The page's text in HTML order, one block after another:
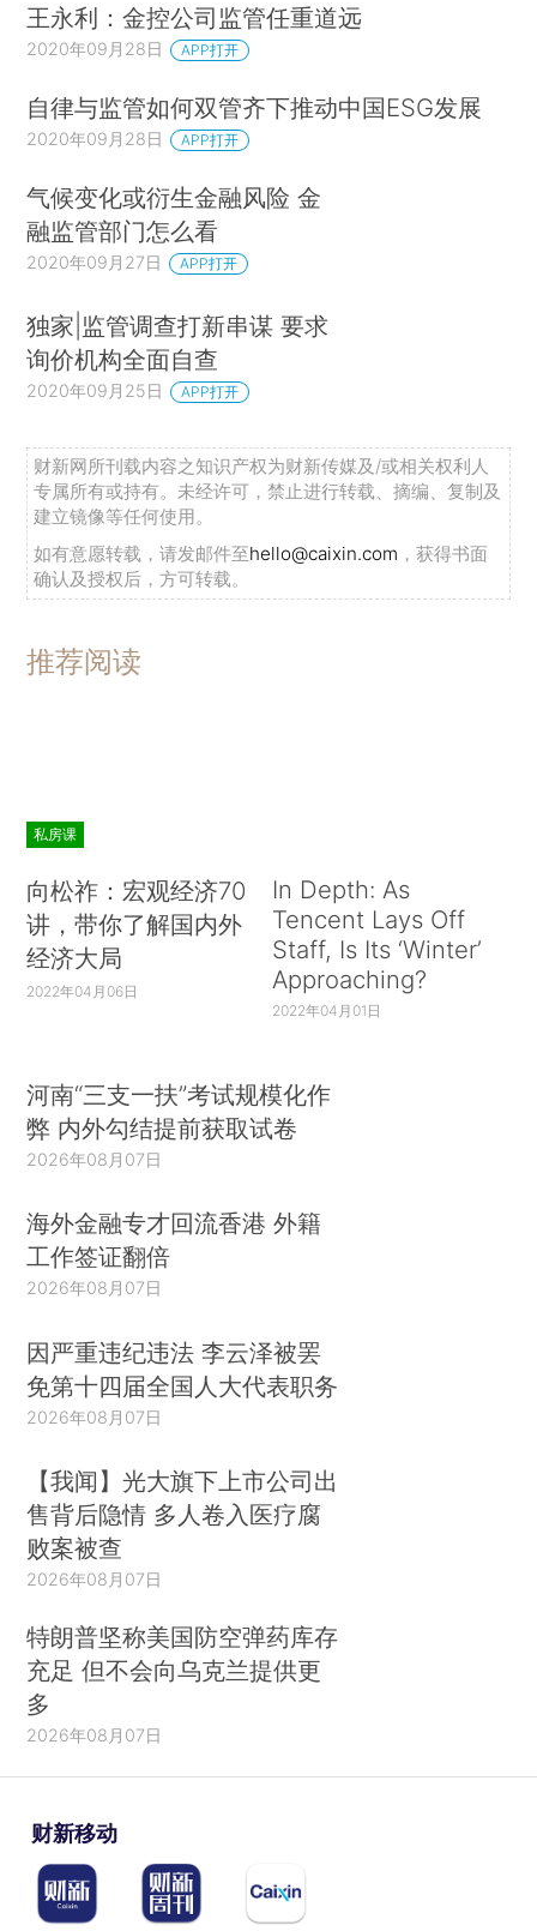
王永利：金控公司监管任重道远
2020年09月28日 APP打开
自律与监管如何双管齐下推动中国ESG发展
2020年09月28日 APP打开
气候变化或衍生金融风险 金
融监管部门怎么看
2020年09月27日 APP打开
独家|监管调查打新串谋 要求
询价机构全面自查
2020年09月25日 APP打开
财新网所刊载内容之知识产权为财新传媒及/或相关权利人
专属所有或持有。未经许可，禁止进行转载、摘编、复制及
建立镜像等任何使用。
如有意愿转载，请发邮件至hello@caixin.com ，获得书面
确认及授权后，方可转载。
推荐阅读
私房课
向松祚：宏观经济70
讲，带你了解国内外
经济大局
2022年04月06日
In Depth: As
Tencent Lays Off
Staff, Is Its ‘Winter’
Approaching?
2022年04月01日
河南“三支一扶”考试规模化作
弊 内外勾结提前获取试卷
2026年08月07日
海外金融专才回流香港 外籍
工作签证翻倍
2026年08月07日
因严重违纪违法 李云泽被罢
免第十四届全国人大代表职务
2026年08月07日
【我闻】光大旗下上市公司出
售背后隐情 多人卷入医疗腐
败案被查
2026年08月07日
特朗普坚称美国防空弹药库存
充足 但不会向乌克兰提供更
多
2026年08月07日
财新移动